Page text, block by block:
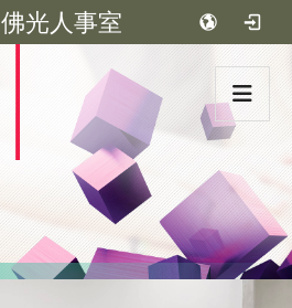
佛光人事室
:::